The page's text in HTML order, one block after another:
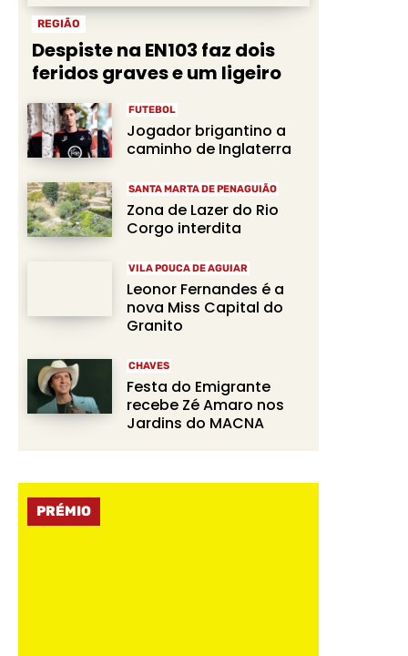
REGIÃO
Despiste na EN103 faz dois
feridos graves e um ligeiro
FUTEBOL
Jogador brigantino a
caminho de Inglaterra
SANTA MARTA DE PENAGUIÃO
Zona de Lazer do Rio
Corgo interdita
VILA POUCA DE AGUIAR
Leonor Fernandes é a
nova Miss Capital do
Granito
CHAVES
Festa do Emigrante
recebe Zé Amaro nos
Jardins do MACNA
PRÉMIO